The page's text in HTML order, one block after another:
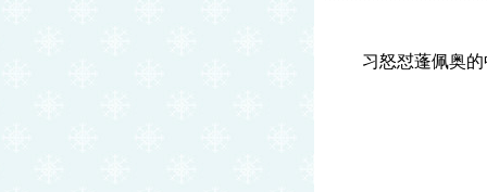
习怒怼蓬佩奥